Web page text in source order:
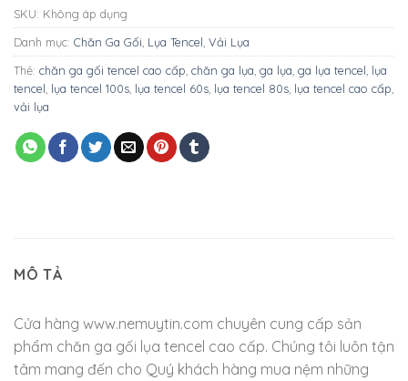
SKU: Không áp dụng
Danh mục: Chăn Ga Gối Lụa Tencel Vải Lụa
Thẻ: chăn ga gối tencel cao cấp chăn ga lụa ga lụa ga lụa tencel lụa
tencel lụa tencel 100s lụa tencel 60s lụa tencel 80s lụa tencel cao cấp
vải lụa
MÔ TẢ
Cửa hàng www.nemuytin.com chuyên cung cấp sản
phẩm chăn ga gối lụa tencel cao cấp. Chúng tôi luôn tận
tâm mang đến cho Quý khách hàng mua nệm những